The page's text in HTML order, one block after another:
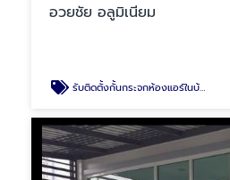
อวยชัย อลูมิเนียม
รับติดตั้งกั้นกระจกห้องแอร์ในบ้าน-กั้นห้องครัว